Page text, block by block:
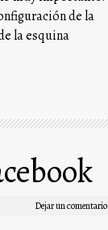
de la
la esquina
Dejar un comentario